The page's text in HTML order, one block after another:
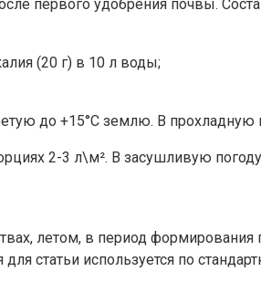
первого удобрения почвы.
(20 г) в 10 л воды;
до +15°C землю. В прохладную
2-3 л\м². В засушливую
летом, в период формирования
статьи используется по